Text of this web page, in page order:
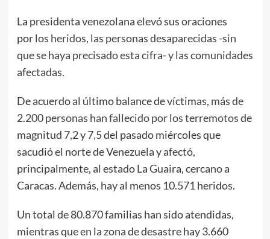
La presidenta venezolana elevó sus oraciones
porlos heridos, las personas desaparecidas -sin
que se haya precisado esta cifra- y las comunidades
afectadas.
De acuerdo al último balance de víctimas, más de
2.200 personas han fallecido por los terremotosde
magnitud 7,2 y 7,5 del pasado miércoles que
sacudió el norte de Venezuela y afectó,
principalmente, al estado La Guaira, cercano a
Caracas. Además, hay al menos 10.571 heridos.
Un total de 80.870 familias han sido atendidas,
mientras que en la zona de desastre hay 3.660